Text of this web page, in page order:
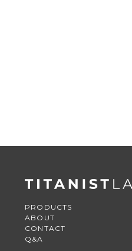
PRODUCTS
ABOUT
CONTACT
Q&A